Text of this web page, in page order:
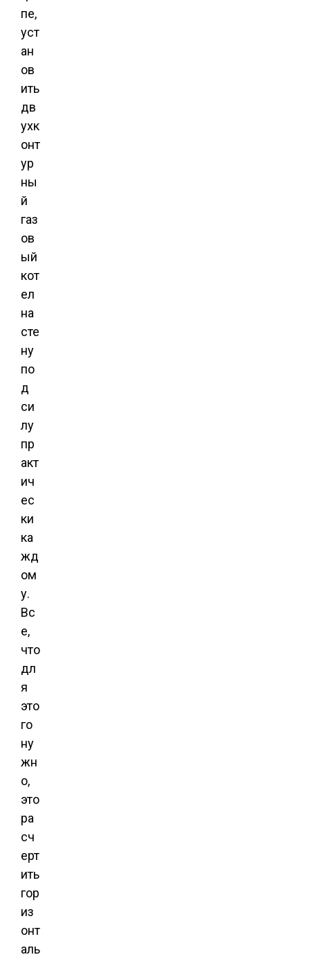
пе,
уст
ан
ов
ить
дв
ухк
онт
ур
ны
й
газ
ов
ый
кот
ел
на
сте
ну
по
д
си
лу
пр
акт
ич
ес
ки
ка
жд
ом
у.
Вс
е,
что
дл
я
это
го
ну
жн
о,
это
ра
сч
ерт
ить
гор
из
онт
аль